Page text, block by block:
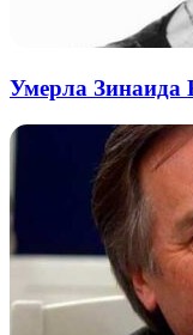
Умерла Зинаида